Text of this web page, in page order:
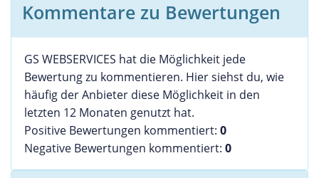
Kommentare zu Bewertungen
GS WEBSERVICES hat die Möglichkeit jede
Bewertung zu kommentieren. Hier siehst du, wie
häufig der Anbieter diese Möglichkeit in den
letzten 12 Monaten genutzt hat.
Positive Bewertungen kommentiert: 0
Negative Bewertungen kommentiert: 0